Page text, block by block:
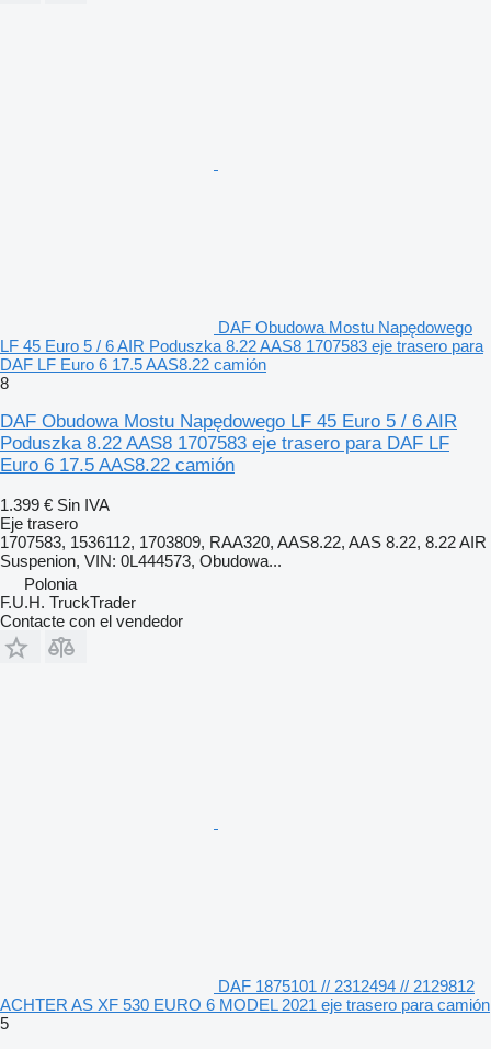
DAF Obudowa Mostu Napędowego
LF 45 Euro 5 / 6 AIR Poduszka 8.22 AAS8 1707583 eje trasero para
DAF LF Euro 6 17.5 AAS8.22 camión
8
DAF Obudowa Mostu Napędowego LF 45 Euro 5 / 6 AIR
Poduszka 8.22 AAS8 1707583 eje trasero para DAF LF
Euro 6 17.5 AAS8.22 camión
1.399 € Sin IVA
Eje trasero
1707583, 1536112, 1703809, RAA320, AAS8.22, AAS 8.22, 8.22 AIR
Suspenion, VIN: 0L444573, Obudowa...
Polonia
F.U.H. TruckTrader
Contacte con el vendedor
DAF 1875101 // 2312494 // 2129812
ACHTER AS XF 530 EURO 6 MODEL 2021 eje trasero para camión
5